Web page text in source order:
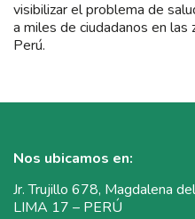
visibilizar el problema de
a miles de ciudadanos en
Perú.
Nos ubicamos en:
Jr. Trujillo 678, Magdalena
LIMA 17 – PERÚ